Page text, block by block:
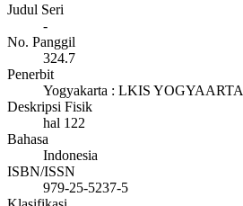
Judul Seri
-
No. Panggil
324.7
Penerbit
Yogyakarta : LKIS YOGYAARTA
Deskripsi Fisik
hal 122
Bahasa
Indonesia
ISBN/ISSN
979-25-5237-5